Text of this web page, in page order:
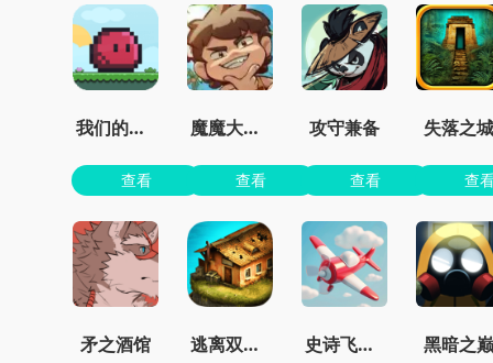
我们的世界
查看
魔魔大冒险官方正版
查看
攻守兼备
查看
失落之城
查
矛之酒馆 逃离双塔湾 史诗飞机进化 黑暗之巅